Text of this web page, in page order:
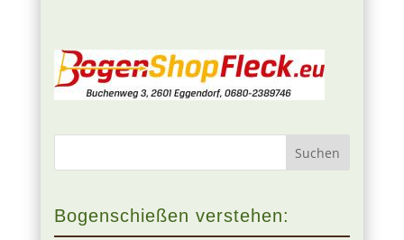
Bogenschießen verstehen: